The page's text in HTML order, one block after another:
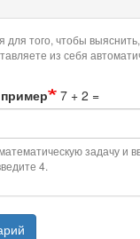
для того, чтобы
из себя
7 + 2 =
задачу и
4.